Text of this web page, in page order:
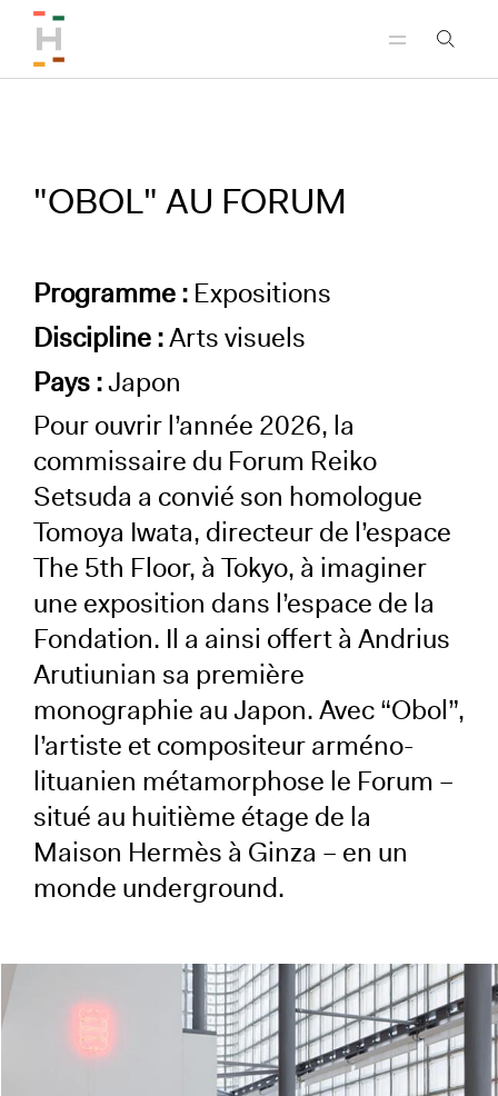
"OBOL" AU FORUM
Programme : Expositions
Discipline :Arts visuels
Pays :Japon
Pour ouvrir l’année 2026, la
commissaire du Forum Reiko
Setsuda a convié son homologue
Tomoya Iwata, directeur de l’espace
The 5th Floor, à Tokyo, à imaginer
une exposition dans l’espace de la
Fondation. Il a ainsi offert à Andrius
Arutiunian sa première
monographie au Japon. Avec “Obol”,
l’artiste et compositeur arméno-
lituanien métamorphose le Forum –
situé au huitième étage de la
Maison Hermès à Ginza – en un
monde underground.